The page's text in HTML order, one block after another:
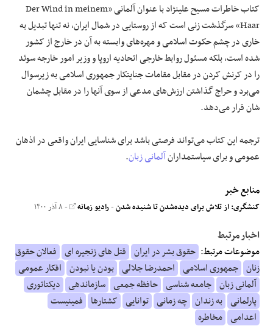
کتاب خاطرات مسیح علینژاد با عنوان آلمانی «Der Wind in meinem
Haar» سرگذشت زنی است که از روستایی در شمال ایران، نه تنها تبدیل به
خاری در چشم حکوت اسلامی و مهره‌های وابسته به آن در خارج از کشور
شده است، بلکه مسئول روابط خارجی اتحادیه اروپا و وزیر امور خارجه سوئد
را در کرنش کردن در مقابل مقامات جنایتکار جمهوری اسلامی به زیرسوال
می‌برد و حراج گذاشتن ارزش‌های مدعی از سوی آنها را در مقابل چشمان
شان قرار می‌دهد.
ترجمه این کتاب می‌تواند فرصتی باشد برای شناسایی ایران واقعی در اذهان
عمومی و برای سیاستمدارانآلمانی زبان.
منابع خبر
کنشگری‌:‌ از تلاش برای دیده‌شدن تا شنیده شدن-رادیو زمانه - ۸ آذر ۱۴۰۰
اخبار مرتبط
موضوعات مرتبط: حقوق بشر در ایران قتل های زنجیره ای فعالان حقوق
زنان جمهوری اسلامی احمدرضا جلالی بودن یا نبودن افکار عمومی
آلمانی زبان جامعه شناسی حافظه جمعی سازماندهی دیکتاتوری
پارلمانی به زندان چه زمانی توانایی کشتارها فمینیست
اعدامی مخاطره